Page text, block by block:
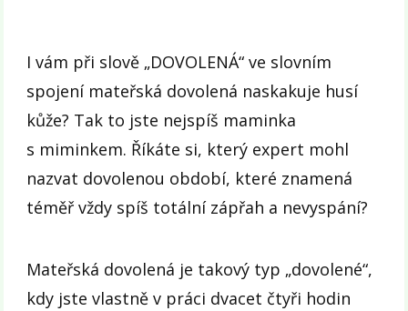
I vám při slově „DOVOLENÁ“ ve slovním
spojení mateřská dovolená naskakuje husí
kůže? Tak to jste nejspíš maminka
s miminkem. Říkáte si, který expert mohl
nazvat dovolenou období, které znamená
téměř vždy spíš totální zápřah a nevyspání?
Mateřská dovolená je takový typ „dovolené“,
kdy jste vlastně v práci dvacet čtyři hodin